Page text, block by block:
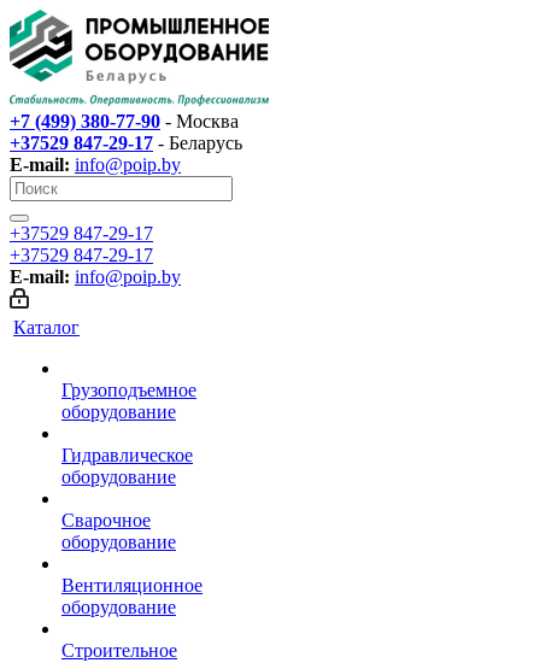
+7 (499) 380-77-90 - Москва
+37529 847-29-17‬ - Беларусь
E-mail: info@poip.by
+37529 847-29-17‬
+37529 847-29-17‬
E-mail: info@poip.by
Каталог
Грузоподъемное
оборудование
Гидравлическое
оборудование
Сварочное
оборудование
Вентиляционное
оборудование
Строительное